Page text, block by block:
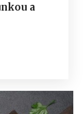
a